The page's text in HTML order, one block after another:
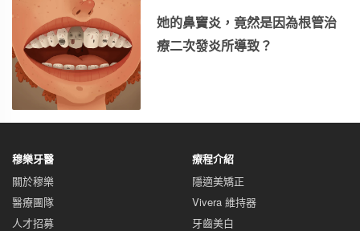
她的鼻竇炎，竟然是因為根管治
療二次發炎所導致？
穆樂牙醫
關於穆樂
醫療團隊
人才招募
療程介紹
隱適美矯正
Vivera 維持器
牙齒美白